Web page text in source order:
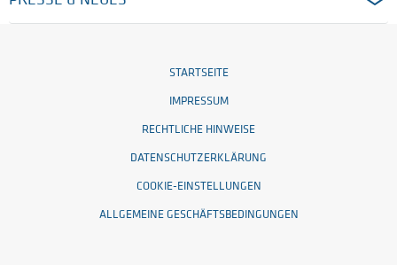
STARTSEITE
IMPRESSUM
RECHTLICHE HINWEISE
DATENSCHUTZERKLÄRUNG
COOKIE-EINSTELLUNGEN
ALLGEMEINE GESCHÄFTSBEDINGUNGEN